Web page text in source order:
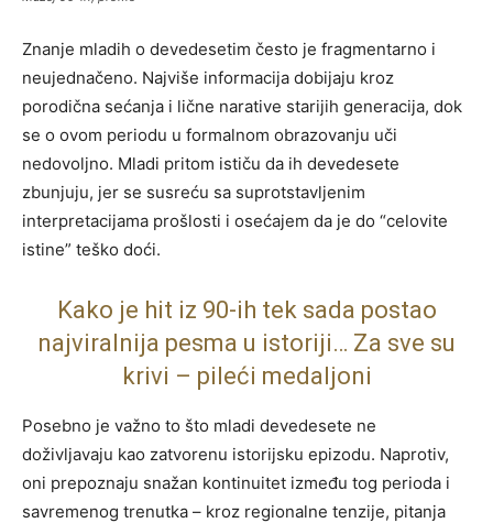
Znanje mladih o devedesetim često je fragmentarno i
neujednačeno. Najviše informacija dobijaju kroz
porodična sećanja i lične narative starijih generacija, dok
se o ovom periodu u formalnom obrazovanju uči
nedovoljno. Mladi pritom ističu da ih devedesete
zbunjuju, jer se susreću sa suprotstavljenim
interpretacijama prošlosti i osećajem da je do “celovite
istine” teško doći.
Kako je hit iz 90-ih tek sada postao
najviralnija pesma u istoriji… Za sve su
krivi – pileći medaljoni
Posebno je važno to što mladi devedesete ne
doživljavaju kao zatvorenu istorijsku epizodu. Naprotiv,
oni prepoznaju snažan kontinuitet između tog perioda i
savremenog trenutka – kroz regionalne tenzije, pitanja